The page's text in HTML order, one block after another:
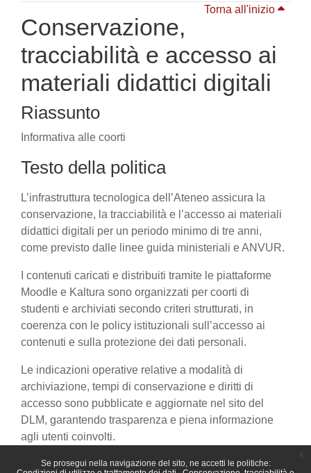
Se prosegui nella navigazione del sito, ne accetti le politiche:
Torna all'inizio
Conservazione,
tracciabilità e accesso ai
materiali didattici digitali
Riassunto
Informativa alle coorti
Testo della politica
L’infrastruttura tecnologica dell’Ateneo assicura la
conservazione, la tracciabilità e l’accesso ai materiali
didattici digitali per un periodo minimo di tre anni,
come previsto dalle linee guida ministeriali e ANVUR.
I contenuti caricati e distribuiti tramite le piattaforme
Moodle e Kaltura sono organizzati per coorti di
studenti e archiviati secondo criteri strutturati, in
coerenza con le policy istituzionali sull’accesso ai
contenuti e sulla protezione dei dati personali.
Le indicazioni operative relative a modalità di
archiviazione, tempi di conservazione e diritti di
accesso sono pubblicate e aggiornate nel sito del
DLM, garantendo trasparenza e piena informazione
agli utenti coinvolti.